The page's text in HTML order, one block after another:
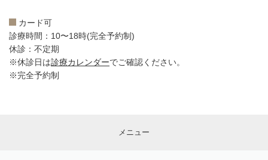
カード可
診療時間：10〜18時(完全予約制)
休診：不定期
※休診日は診療カレンダーでご確認ください。
※完全予約制
メニュー